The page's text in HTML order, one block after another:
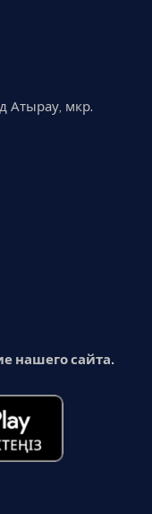
Атырау, мкр.
нашего сайта.